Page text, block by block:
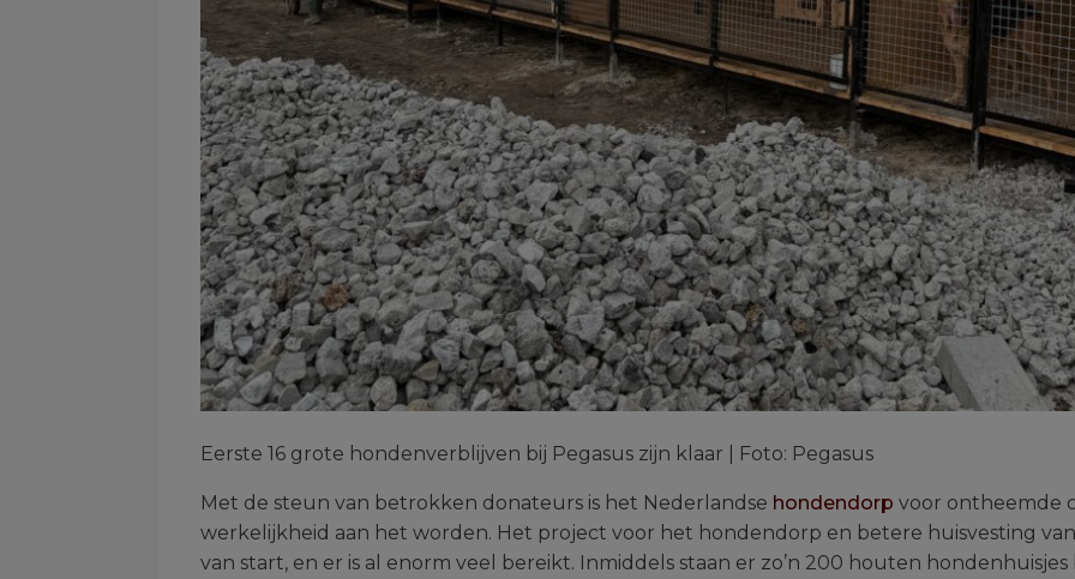
Eerste 16 grote hondenverblijven bij Pegasus zijn klaar | Foto: Pegasus
Met de steun van betrokken donateurs is het Nederlandse hondendorp voor ontheemde
werkelijkheid aan het worden. Het project voor het hondendorp en betere huisvesting
van start, en er is al enorm veel bereikt. Inmiddels staan er zo’n 200 houten